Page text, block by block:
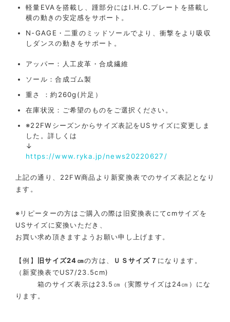
軽量EVAを搭載し、踵部分にはI.H.C.プレートを搭載し
横の動きの安定感をサポート。
N-GAGE・二重のミッドソールでより、衝撃をより吸収
しダンスの動きをサポート。
アッパー：人工皮革・合成繊維
ソール：合成ゴム製
重さ ：約260g(片足）
在庫状況：ご希望のものをご選択ください。
※22FWシーズンからサイズ表記をUSサイズに変更しま
した。詳しくは
↓
https://www.ryka.jp/news20220627/
上記の通り、22FW商品より新変換表でのサイズ表記となり
ます。
※リピーターの方はご購入の際は旧変換表にてcmサイズを
USサイズに変換いただき、
お買い求め頂きますようお願い申し上げます。
【例】 旧サイズ24㎝の方は、 ＵＳサイズ７ になります。
（ 新変換表でUS7/23.5cm)
箱のサイズ表示は23.5㎝（実際サイズは24㎝）にな
ります。